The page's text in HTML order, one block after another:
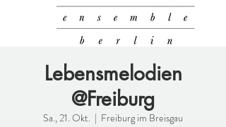
Lebensmelodien
@Freiburg
Sa., 21. Okt.
  |
Freiburg im Breisgau